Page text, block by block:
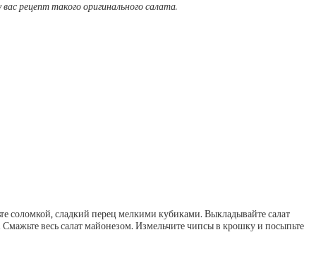
рецепт такого оригинального салата.
соломкой, сладкий перец мелкими кубиками. Выкладывайте салат
весь салат майонезом. Измельчите чипсы в крошку и посыпьте